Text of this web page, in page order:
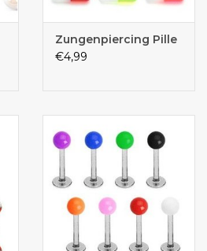
Zungenpiercing Pille
€4,99